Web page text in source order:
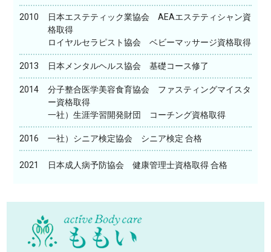
2010
日本エステティック業協会 AEAエステティシャン資
格取得
ロイヤルセラピスト協会 ベビーマッサージ資格取得
2013 日本メンタルヘルス協会 基礎コース修了
2014
分子整合医学美容食育協会 ファスティングマイスタ
ー資格取得
一社）生涯学習開発財団 コーチング資格取得
2016 一社）シニア検定協会 シニア検定 合格
2021 日本成人病予防協会 健康管理士資格取得 合格